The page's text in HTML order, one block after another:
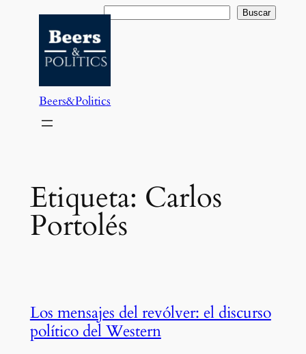
contenido
Buscar Buscar
Beers&Politics
Etiqueta: Carlos
Portolés
Los mensajes del revólver: el discurso
político del Western